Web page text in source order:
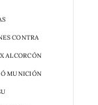
CONTRA
ALCORCÓN
MUNICIÓN